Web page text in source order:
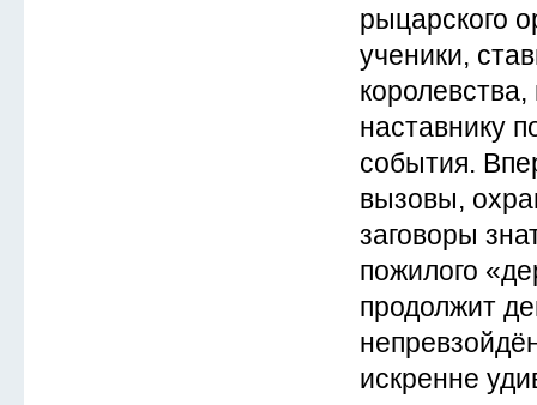
рыцарского
ученики,
наставнику
события.
вызовы,
заговоры
пожилого
продолжит
искренне